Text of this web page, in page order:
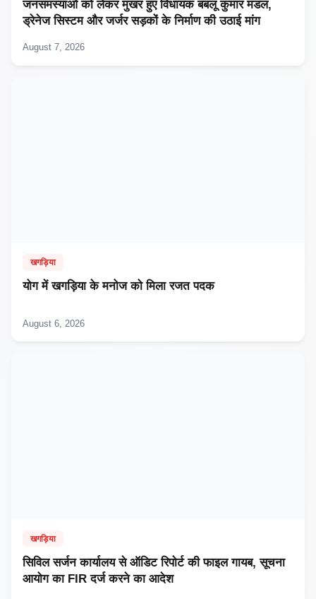
जनसमस्याओं को लेकर मुखर हुए विधायक बबलू कुमार मंडल,
ड्रेनेज सिस्टम और जर्जर सड़कों के निर्माण की उठाई मांग
August 7, 2026
खगड़िया
​योग में खगड़िया के मनोज को मिला रजत पदक
August 6, 2026
खगड़िया
सिविल सर्जन कार्यालय से ऑडिट रिपोर्ट की फाइल गायब, सूचना
आयोग का FIR दर्ज करने का आदेश